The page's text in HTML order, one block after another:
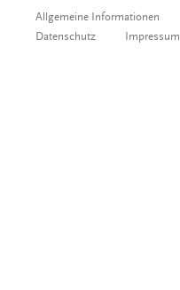
Allgemeine Informationen
Datenschutz
Impressum